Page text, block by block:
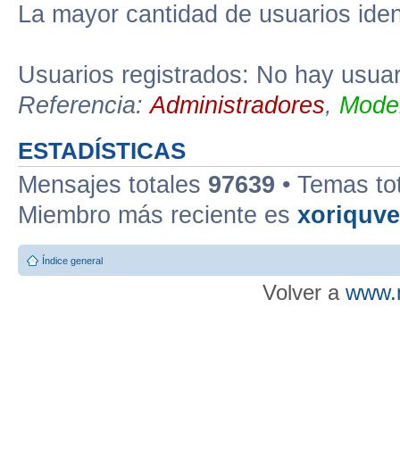
La mayor cantidad de usuarios
Usuarios registrados: No hay
Referencia:Administradores,
ESTADÍSTICAS
Mensajes totales 97639 • Temas
Miembro más reciente es
Índice general
Volver a